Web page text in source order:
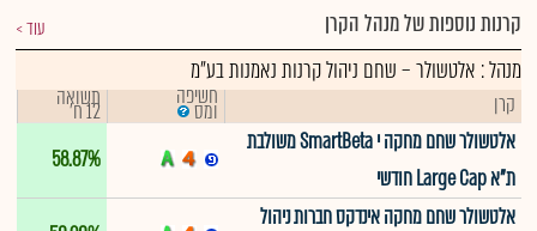
קרנות נוספות של מנהל הקרן עוד
מנהל : אלטשולר – שחם ניהול קרנות נאמנות בע"מ
קרן חשיפה
ומס תשואה
12 ח'
אלטשולר שחם מחקה י SmartBeta משולבת
ת"א Large Cap חודשי
58.87%
אלטשולר שחם מחקה אינדקס חברות ניהול